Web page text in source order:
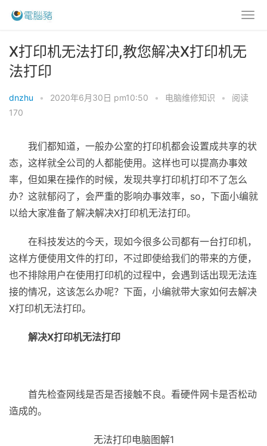
X打印机无法打印,教您解决X打印机无
法打印
dnzhu • 2020年6月30日 pm10:50 • 电脑维修知识 •
阅读
170
我们都知道，一般办公室的打印机都会设置成共享的状
态，这样就全公司的人都能使用。这样也可以提高办事效
率，但如果在操作的时候，发现共享打印机打印不了怎么
办？这就郁闷了，会严重的影响办事效率，so，下面小编就
以给大家准备了解决解决X打印机无法打印。
在科技发达的今天，现如今很多公司都有一台打印机，
这样方便使用文件的打印，不过即使给我们的带来的方便，
也不排除用户在使用打印机的过程中，会遇到话出现无法连
接的情况，这该怎么办呢？下面，小编就带大家如何去解决
X打印机无法打印。
解决X打印机无法打印
首先检查网线是否是否接触不良。看硬件网卡是否松动
造成的。
无法打印电脑图解1